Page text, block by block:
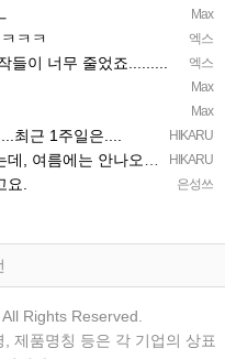
Max
엑스
ㅋㅋ
엑스
들이 너무 줄었죠.........
Max
Max
HIKARU
최근 1주일은....
HIKARU
안나오는 것 같은.....ㅎ ㅎ)
은성쓰
.
Rights Reserved.
제품명칭 등은 각 기업의 상표